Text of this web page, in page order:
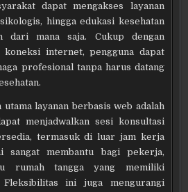
dapat mengakses layanan
hingga edukasi kesehatan
dari mana saja. Cukup dengan
koneksi internet, pengguna dapat
profesional tanpa harus datang
utama layanan berbasis web adalah
menjadwalkan sesi konsultasi
termasuk di luar jam kerja
sangat membantu bagi pekerja,
rumah tangga yang memiliki
Fleksibilitas ini juga mengurangi